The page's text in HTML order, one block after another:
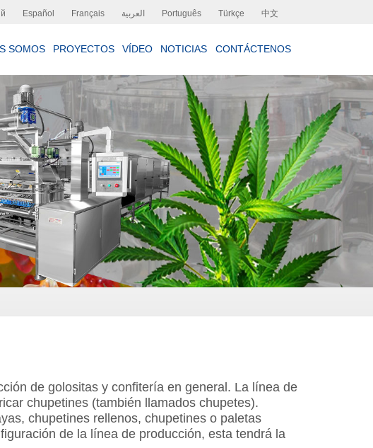
Español Français العربية Português Türkçe 中文
SOMOS PROYECTOS VÍDEO NOTICIAS CONTÁCTENOS
de golositas y confitería en general. La línea de
chupetines (también llamados chupetes).
chupetines rellenos, chupetines o paletas
de la línea de producción, esta tendrá la